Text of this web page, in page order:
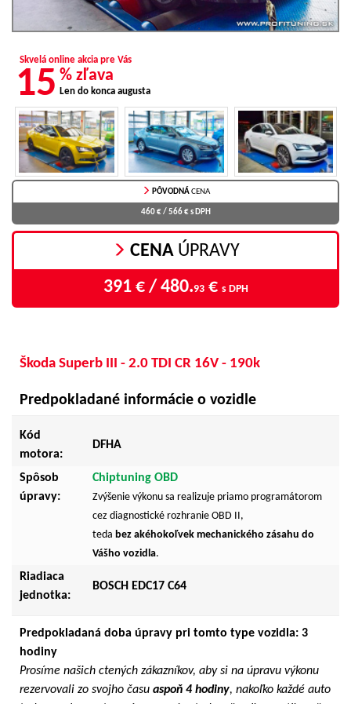
Skvelá online akcia pre Vás
15 % zľava
Len do konca augusta
PÔVODNÁCENA
460 € / 566 € s DPH
CENAÚPRAVY
391 € / 480.93€ s DPH
Škoda Superb III - 2.0 TDI CR 16V - 190k
Predpokladané informácie o vozidle
Kód
motora:
DFHA
Spôsob
úpravy:
Chiptuning OBD
Zvýšenie výkonu sa realizuje priamo programátorom
cez diagnostické rozhranie OBD II,
teda bez akéhokoľvek mechanického zásahu do
Vášho vozidla.
Riadiaca
jednotka:
BOSCH EDC17 C64
Predpokladaná doba úpravy pri tomto type vozidla: 3
hodiny
Prosíme našich ctených zákazníkov, aby si na úpravu výkonu
rezervovali zo svojho času aspoň 4 hodiny, nakoľko každé auto